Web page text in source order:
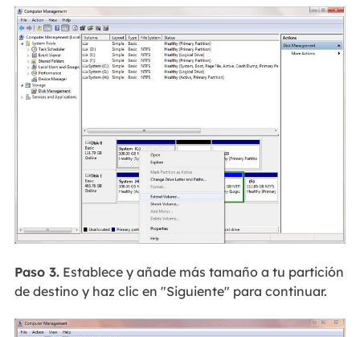
Paso 3.Establece y añade más tamaño a tu partición
de destino y haz clic en "Siguiente" para continuar.